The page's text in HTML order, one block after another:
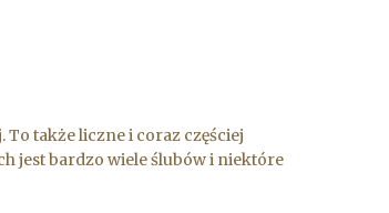
także liczne i coraz częściej
jest bardzo wiele ślubów i niektóre